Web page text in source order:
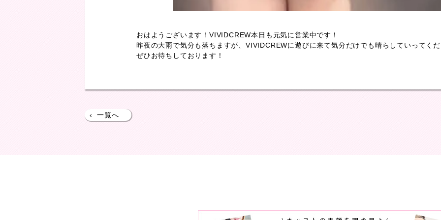
おはようございます！VIVIDCREW本日も元気に営業中です！
昨夜の大雨で気分も落ちますが、VIVIDCREWに遊びに来て気分だけでも晴らしていってく
ぜひお待ちしております！
‹ 一覧へ